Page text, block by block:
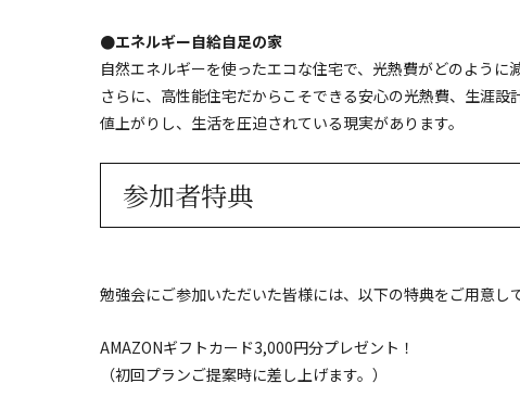
●エネルギー自給自足の家
自然エネルギーを使ったエコな住宅で、光熱費がどのように
さらに、高性能住宅だからこそできる安心の光熱費、生涯
値上がりし、生活を圧迫されている現実があります。
参加者特典
勉強会にご参加いただいた皆様には、以下の特典をご用意し
AMAZONギフトカード3,000円分プレゼント！
（初回プランご提案時に差し上げます。）